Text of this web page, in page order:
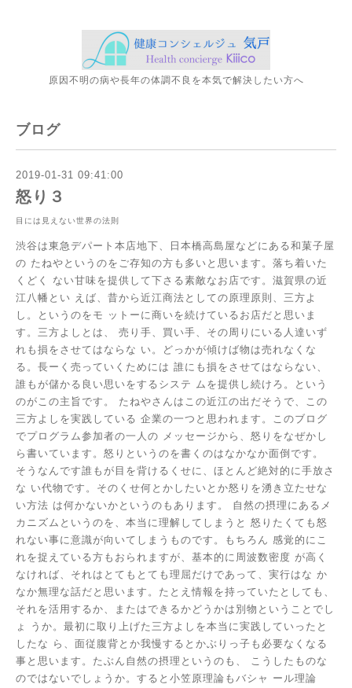
原因不明の病や長年の体調不良を本気で解決したい方へ
ブログ
2019-01-31 09:41:00
怒り３
目には見えない世界の法則
渋谷は東急デパート本店地下、日本橋高島屋などにある和菓子屋
の たねやというのをご存知の方も多いと思います。落ち着いた
くどく ない甘味を提供して下さる素敵なお店です。滋賀県の近
江八幡とい えば、昔から近江商法としての原理原則、三方よ
し。というのをモ ットーに商いを続けているお店だと思いま
す。三方よしとは、 売り手、買い手、その周りにいる人達いず
れも損をさせてはならな い。どっかが傾けば物は売れなくな
る。長ーく売っていくためには 誰にも損をさせてはならない、
誰もが儲かる良い思いをするシステ ムを提供し続けろ。という
のがこの主旨です。 たねやさんはこの近江の出だそうで、この
三方よしを実践している 企業の一つと思われます。このブログ
でプログラム参加者の一人の
メッセージから、怒りをなぜかし
ら書いています。怒りというのを書くのはなかなか面倒です。
そうなんです誰もが目を背けるくせに、ほとんど絶対的に手放さ
な い代物です。そのくせ何とかしたいとか怒りを湧き立たせな
い方法 は何かないかというのもあります。 自然の摂理にあるメ
カニズムというのを、本当に理解してしまうと 怒りたくても怒
れない事に意識が向いてしまうものです。もちろん 感覚的にこ
れを捉えている方もおられますが、基本的に周波数密度 が高く
なければ、それはとてもとても理屈だけであって、実行はな か
なか無理な話だと思います。たとえ情報を持っていたとしても、
それを活用するか、またはできるかどうかは別物ということでし
ょ
うか。最初に取り上げた三方よしを本当に実践していったと
したな ら、面従腹背とか我慢するとかぶりっ子も必要なくなる
事と思います。たぶん自然の摂理というのも、
こうしたものな
のではないでしょうか。すると小笠原理論もバシャ ール理論